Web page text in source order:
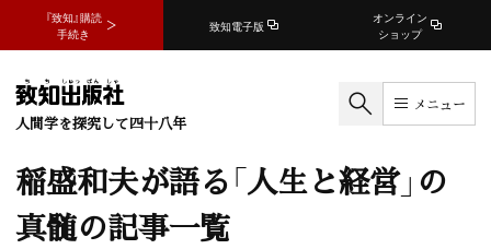
『致知』購読
手続き
致知電子版
オンライン
ショップ
人間学を探究して四十八年
メニュー
稲盛和夫が語る「人生と経営」の
真髄の記事一覧